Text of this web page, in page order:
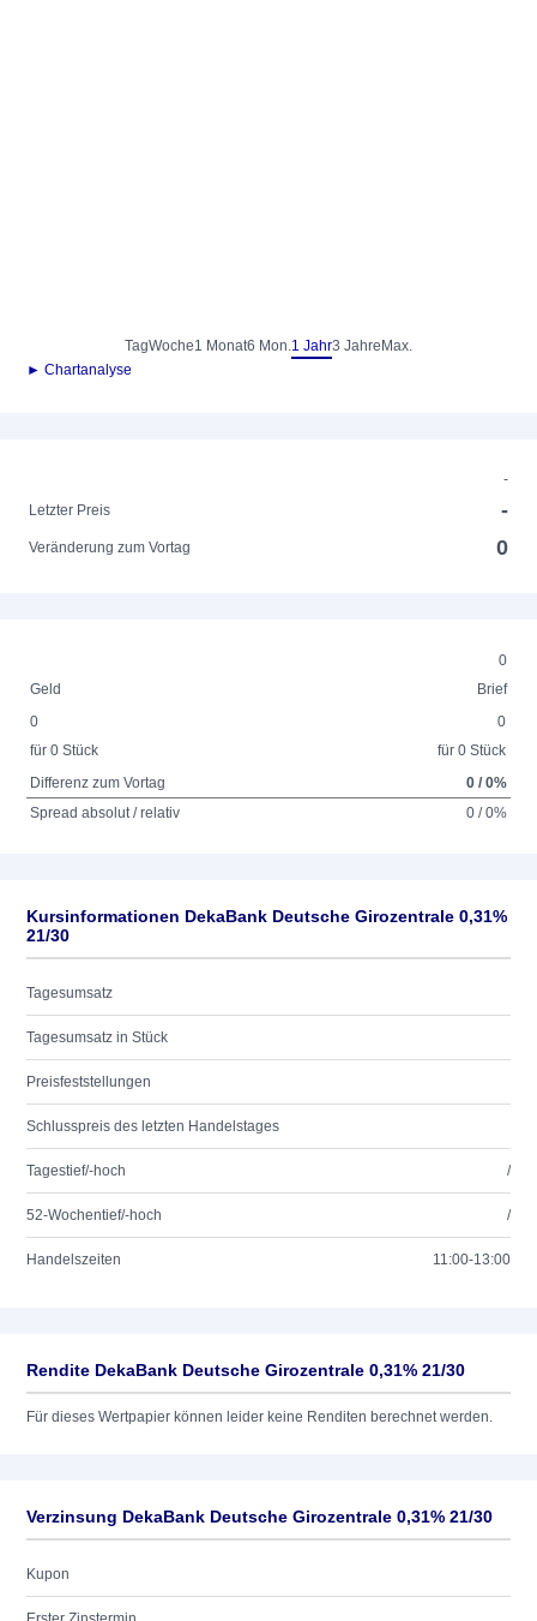
TagWoche1 Monat6 Mon.1 Jahr3 Jahre Max.
► Chartanalyse
-
Letzter Preis
-
Veränderung zum Vortag 0
0
Geld
Brief
0
für 0 Stück
0
für 0 Stück
Differenz zum Vortag
0 / 0%
Spread absolut / relativ
0 / 0%
Kursinformationen DekaBank Deutsche Girozentrale 0,31%
21/30
Tagesumsatz
Tagesumsatz in Stück
Preisfeststellungen
Schlusspreis des letzten Handelstages
Tagestief/-hoch /
52-Wochentief/-hoch /
Handelszeiten 11:00-13:00
Rendite DekaBank Deutsche Girozentrale 0,31% 21/30
Für dieses Wertpapier können leider keine Renditen berechnet werden.
Verzinsung DekaBank Deutsche Girozentrale 0,31% 21/30
Kupon